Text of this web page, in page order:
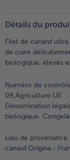
Détails du
Filet de canard
de cuire
biologique, élevés
Numéro de
09,Agriculture UE
Dénomination
biologique.
Lieu de
canard Origine :